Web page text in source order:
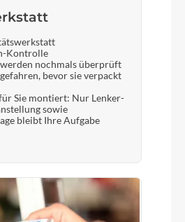
Kontrolle
nochmals überprüft
bevor sie verpackt
Sie montiert: Nur Lenker-
sowie
bleibt Ihre Aufgabe